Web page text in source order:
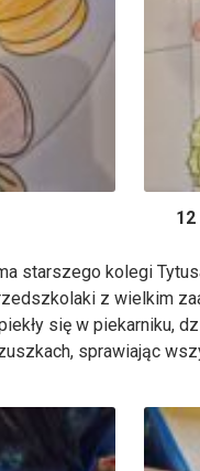
starszego kolegi
z wielkim
się w piekarniku,
sprawiając